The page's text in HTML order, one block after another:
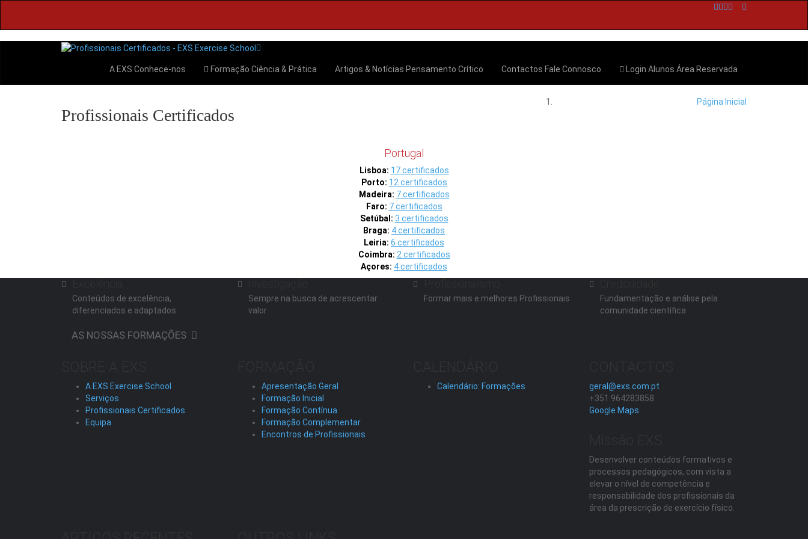
A EXS Conhece-nos Formação Ciência & Prática Artigos & Notícias Pensamento Crítico Contactos Fale Connosco Login Alunos Área Reservada
Profissionais Certificados
Página Inicial
Portugal
Lisboa: 17 certificados
Porto: 12 certificados
Madeira: 7 certificados
Faro: 7 certificados
Setúbal: 3 certificados
Braga: 4 certificados
Leiria: 6 certificados
Coimbra: 2 certificados
Açores: 4 certificados
Conteúdos de excelência,
diferenciados e adaptados
Sempre na busca de acrescentar
valor
Formar mais e melhores Profissionais
Fundamentação e análise pela
comunidade científica
AS NOSSAS FORMAÇÕES
A EXS Exercise School
Serviços
Profissionais Certificados
Equipa
Apresentação Geral
Formação Inicial
Formação Contínua
Formação Complementar
Encontros de Profissionais
Calendário: Formações
geral@exs.com.pt
+351 964283858
Google Maps
Desenvolver conteúdos formativos e
processos pedagógicos, com vista a
elevar o nível de competência e
responsabilidade dos profissionais da
área da prescrição de exercício físico.